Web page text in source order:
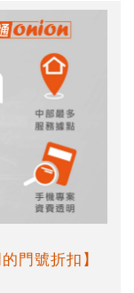
門號折扣】